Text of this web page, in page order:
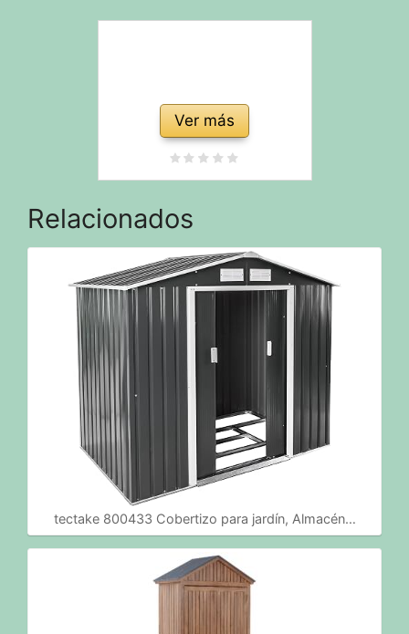
Ver más
Relacionados
tectake 800433 Cobertizo para jardín, Almacén…